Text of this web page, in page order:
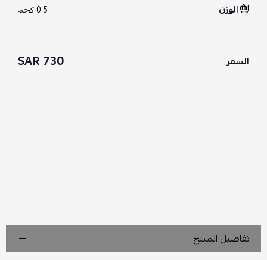
الوزن 0.5 كجم
السعر 730 SAR
تفاصيل المنتج